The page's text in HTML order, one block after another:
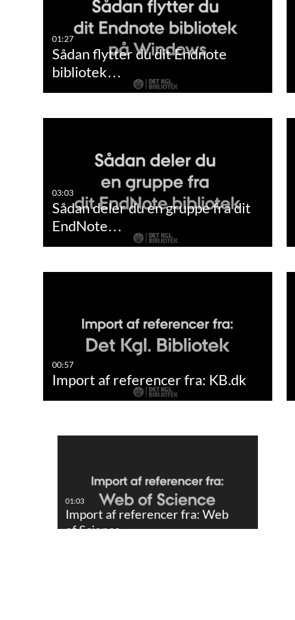
01:27
Sådan flytter du dit Endnote
bibliotek…
03:03
Sådan deler du en gruppe fra dit
EndNote…
00:57
Import af referencer fra: KB.dk
01:03
Import af referencer fra: Web
of Science